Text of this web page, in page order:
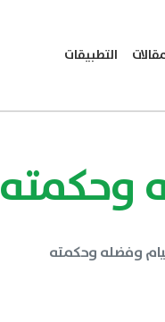
التطبيقات
وحكمته
وفضله وحكمته